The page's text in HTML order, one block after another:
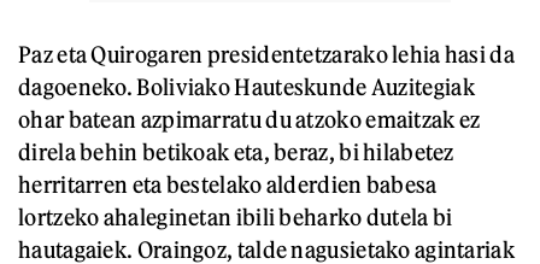
Paz eta Quirogaren presidentetzarako lehia hasi da
dagoeneko. Boliviako Hauteskunde Auzitegiak
ohar batean azpimarratu du atzoko emaitzak ez
direla behin betikoak eta, beraz, bi hilabetez
herritarren eta bestelako alderdien babesa
lortzeko ahaleginetan ibili beharko dutela bi
hautagaiek. Oraingoz, talde nagusietako agintariak